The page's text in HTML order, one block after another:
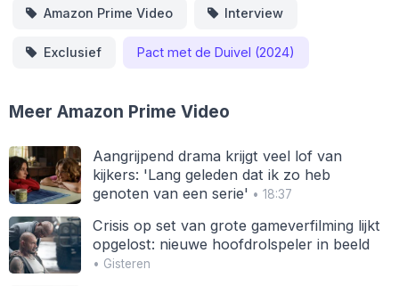
Amazon Prime Video Interview
Exclusief Pact met de Duivel (2024)
Meer Amazon Prime Video
Aangrijpend drama krijgt veel lof van
kijkers: 'Lang geleden dat ik zo heb
genoten van een serie' • 18:37
Crisis op set van grote gameverfilming lijkt
opgelost: nieuwe hoofdrolspeler in beeld
• Gisteren